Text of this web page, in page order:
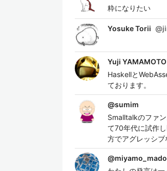
粋になりたい
Yosuke Torii @
Yuji YAMAMOTO
Haskellと
ております。
@sumim
Smalltalkのファ
て70年代に試作
方でアグレッシ
@